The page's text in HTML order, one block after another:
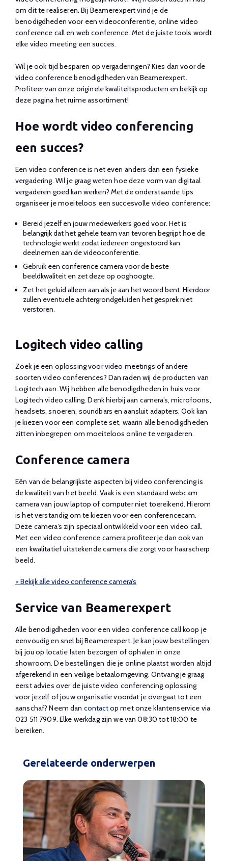
om dit te realiseren. Bij Beamerexpert vind je de
benodigdheden voor een videoconferentie, online video
conference call en web conference. Met de juiste tools wordt
elke video meeting een succes.
Wil je ook tijd besparen op vergaderingen? Kies dan voor de
video conference benodigdheden van Beamerexpert.
Profiteer van onze originele kwaliteitsproducten en bekijk op
deze pagina het ruime assortiment!
Hoe wordt video conferencing
een succes?
Een video conference is net even anders dan een fysieke
vergadering. Wil je graag weten hoe deze vorm van digitaal
vergaderen goed kan werken? Met de onderstaande tips
organiseer je moeiteloos een succesvolle video conference:
Bereid jezelf en jouw medewerkers goed voor. Het is
belangrijk dat het gehele team van tevoren begrijpt hoe de
technologie werkt zodat iedereen ongestoord kan
deelnemen aan de videoconferentie.
Gebruik een conference camera voor de beste
beeldkwaliteit en zet deze op ooghoogte.
Zet het geluid alleen aan als je aan het woord bent. Hierdoor
zullen eventuele achtergrondgeluiden het gesprek niet
verstoren.
Logitech video calling
Zoek je een oplossing voor video meetings of andere
soorten video conferences? Dan raden wij de producten van
Logitech aan. Wij hebben alle benodigdheden in huis voor
Logitech video calling. Denk hierbij aan camera’s, microfoons,
headsets, snoeren, soundbars en aansluit adapters. Ook kan
je kiezen voor een complete set, waarin alle benodigdheden
zitten inbegrepen om moeiteloos online te vergaderen.
Conference camera
Eén van de belangrijkste aspecten bij video conferencing is
de kwaliteit van het beeld. Vaak is een standaard webcam
camera van jouw laptop of computer niet toereikend. Hierom
is het verstandig om te kiezen voor een conferencecam.
Deze camera’s zijn speciaal ontwikkeld voor een video call.
Met een video conference camera profiteer je dan ook van
een kwalitatief uitstekende camera die zorgt voor haarscherp
beeld.
> Bekijk alle video conference camera’s
Service van Beamerexpert
Alle benodigdheden voor een video conference call koop je
eenvoudig en snel bij Beamerexpert. Je kan jouw bestellingen
bij jou op locatie laten bezorgen of ophalen in onze
showroom. De bestellingen die je online plaatst worden altijd
afgerekend in een veilige betaalomgeving. Ontvang je graag
eerst advies over de juiste video conferencing oplossing
voor jezelf of jouw organisatie voordat je overgaat tot een
aanschaf? Neem dan contactop met onze klantenservice via
023 511 7909. Elke werkdag zijn we van 08:30 tot 18:00 te
bereiken.
Gerelateerde onderwerpen